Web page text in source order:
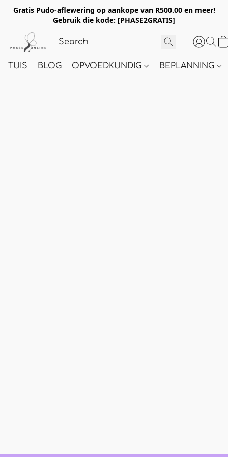
Gratis Pudo-aflewering op aankope van R500.00 en meer!
Gebruik die kode: [PHASE2GRATIS]
TUIS BLOG OPVOEDKUNDIG BEPLANNING